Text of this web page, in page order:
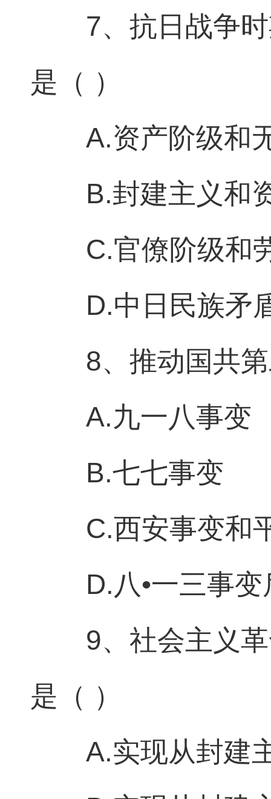
7、抗日战争
是（ ）
A.资产阶级和
B.封建主义和
C.官僚阶级和
D.中日民族矛
8、推动国共
A.九一八事变
B.七七事变
C.西安事变和
D.八•一三事
9、社会主义
是（ ）
A.实现从封建